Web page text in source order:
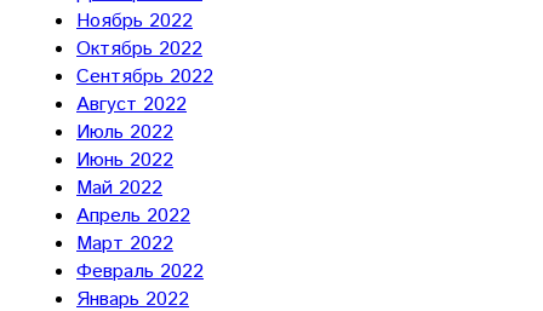
Ноябрь 2022
Октябрь 2022
Сентябрь 2022
Август 2022
Июль 2022
Июнь 2022
Май 2022
Апрель 2022
Март 2022
Февраль 2022
Январь 2022